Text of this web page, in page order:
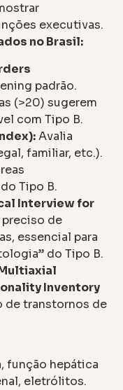
executivas.
no Brasil:
padrão.
(>20) sugerem
com Tipo B.
Avalia
familiar, etc.).
Tipo B.
Interview for
de
essencial para
do Tipo B.
Inventory
de transtornos de
função hepática
eletrólitos.